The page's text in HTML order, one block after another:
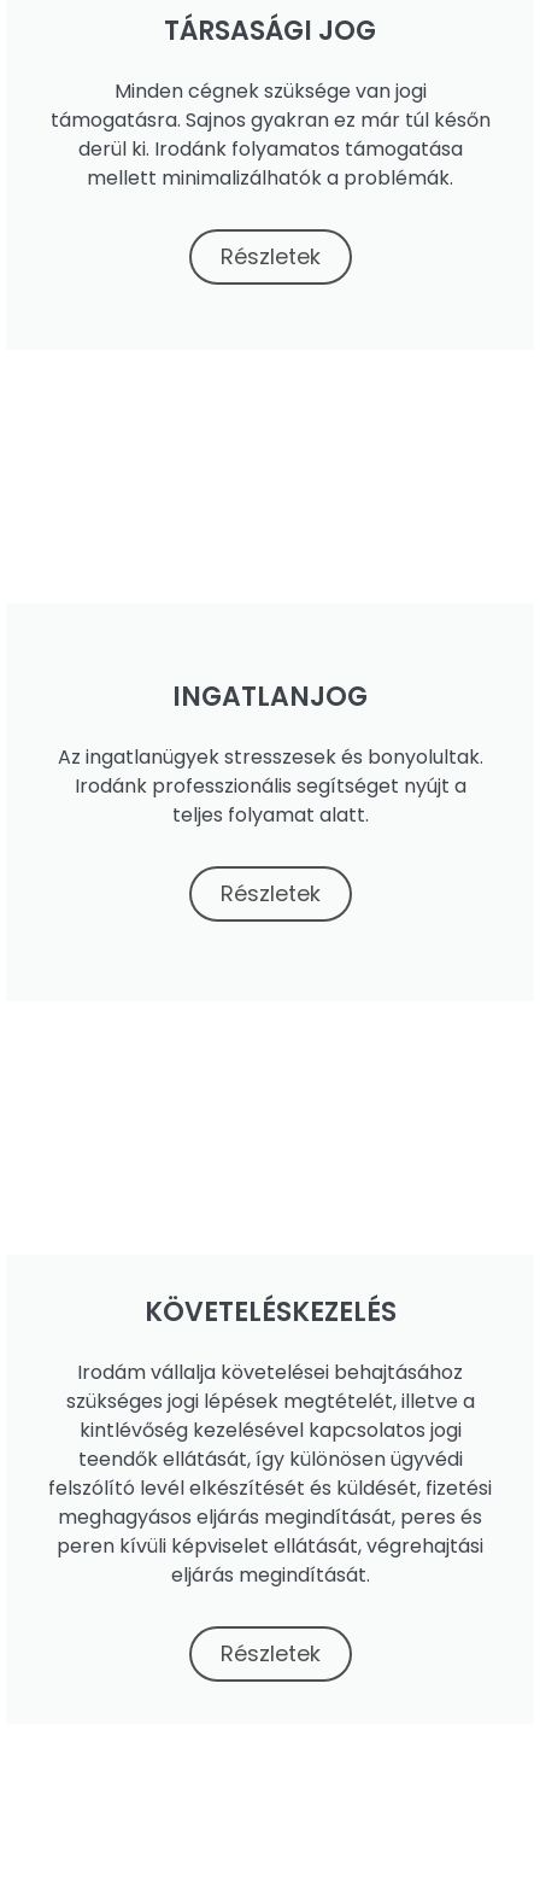
TÁRSASÁGI JOG
Minden cégnek szüksége van jogi
támogatásra. Sajnos gyakran ez már túl későn
derül ki. Irodánk folyamatos támogatása
mellett minimalizálhatók a problémák.
Részletek
INGATLANJOG
Az ingatlanügyek stresszesek és bonyolultak.
Irodánk professzionális segítséget nyújt a
teljes folyamat alatt.
Részletek
KÖVETELÉSKEZELÉS
Irodám vállalja követelései behajtásához
szükséges jogi lépések megtételét, illetve a
kintlévőség kezelésével kapcsolatos jogi
teendők ellátását, így különösen ügyvédi
felszólító levél elkészítését és küldését, fizetési
meghagyásos eljárás megindítását, peres és
peren kívüli képviselet ellátását, végrehajtási
eljárás megindítását.
Részletek